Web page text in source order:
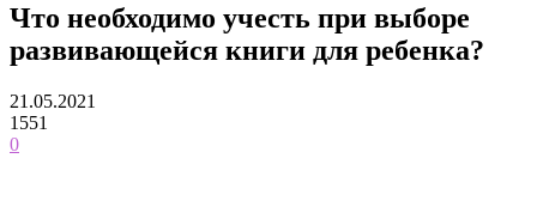
Что необходимо учесть при выборе
развивающейся книги для ребенка?
21.05.2021
1551
0